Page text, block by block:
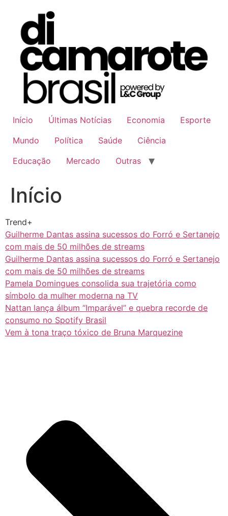
conteúdo
Início Últimas Notícias Economia
Esporte
Mundo
Política Saúde
Ciência
Educação
Mercado Outras
Início
Trend+
Guilherme Dantas assina sucessos do Forró e Sertanejo
com mais de 50 milhões de streams
Guilherme Dantas assina sucessos do Forró e Sertanejo
com mais de 50 milhões de streams
Pamela Domingues consolida sua trajetória como
símbolo da mulher moderna na TV
Nattan lança álbum “Imparável” e quebra recorde de
consumo no Spotify Brasil
Vem à tona traço tóxico de Bruna Marquezine